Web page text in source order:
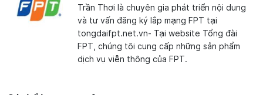
Trần Thơi là chuyên gia phát triển nội dung
và tư vấn đăng ký lắp mạng FPT tại
tongdaifpt.net.vn- Tại website Tổng đài
FPT, chúng tôi cung cấp những sản phẩm
dịch vụ viễn thông của FPT.